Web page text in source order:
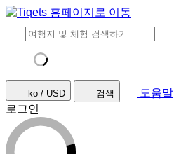
ko / USD 검색
도움말
로그인